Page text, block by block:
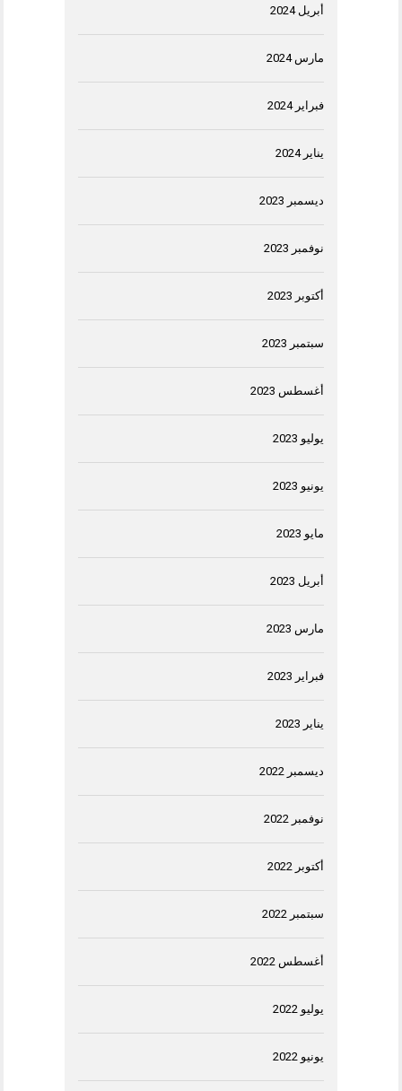
أبريل 2024
مارس 2024
فبراير 2024
يناير 2024
ديسمبر 2023
نوفمبر 2023
أكتوبر 2023
سبتمبر 2023
أغسطس 2023
يوليو 2023
يونيو 2023
مايو 2023
أبريل 2023
مارس 2023
فبراير 2023
يناير 2023
ديسمبر 2022
نوفمبر 2022
أكتوبر 2022
سبتمبر 2022
أغسطس 2022
يوليو 2022
يونيو 2022